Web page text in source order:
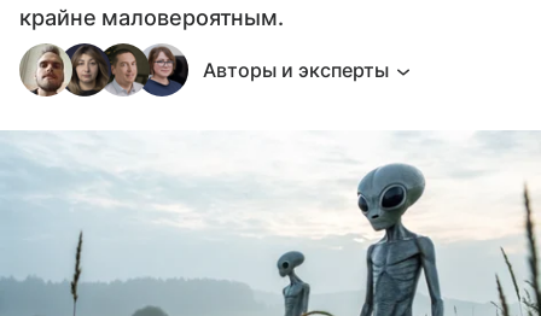
крайне маловероятным.
Авторы и эксперты